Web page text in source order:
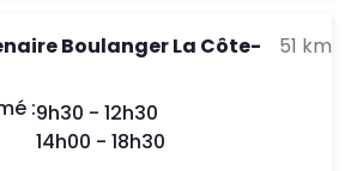
Boulanger La Côte-
51 km
:Day of the Week
9h30 - 12h30
14h00 - 18h30